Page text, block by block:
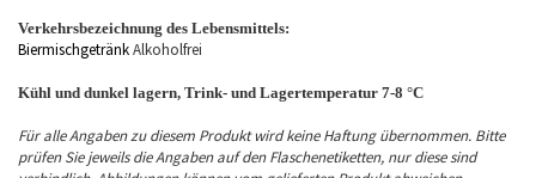
Verkehrsbezeichnung des Lebensmittels:
BiermischgetränkAlkoholfrei
Kühl und dunkel lagern, Trink- und Lagertemperatur 7-8 °C
Für alle Angaben zu diesem Produkt wird keine Haftung übernommen. Bitte
prüfen Sie jeweils die Angaben auf den Flaschenetiketten, nur diese sind